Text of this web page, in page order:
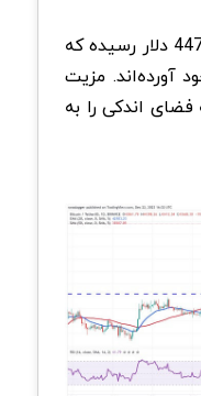
بیت کوین به مقاومت بالای 44700 دلار رسیده که
آورده‌اند. مزیت
اندکی را به